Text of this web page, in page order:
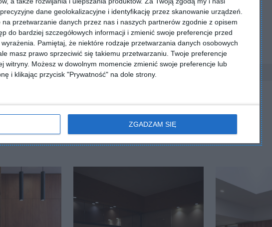
dane geolokalizacyjne i identyfikację przez skanowanie urządzeń.
przetwarzanie danych przez nas i naszych partnerów zgodnie z opisem
do bardziej szczegółowych informacji i zmienić swoje preferencje przed
Pamiętaj, że niektóre rodzaje przetwarzania danych osobowych
masz prawo sprzeciwić się takiemu przetwarzaniu. Twoje preferencje
witryny. Możesz w dowolnym momencie zmienić swoje preferencje lub
i klikając przycisk "Prywatność" na dole strony.
ZGADZAM SIĘ
ZADAJ PYTANIE